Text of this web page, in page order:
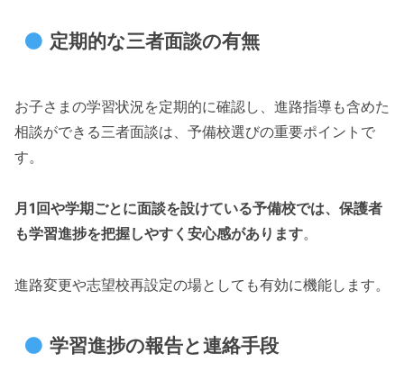
定期的な三者面談の有無
お子さまの学習状況を定期的に確認し、進路指導も含めた
相談ができる三者面談は、予備校選びの重要ポイントで
す。
月1回や学期ごとに面談を設けている予備校では、保護者
も学習進捗を把握しやすく安心感があります。
進路変更や志望校再設定の場としても有効に機能します。
学習進捗の報告と連絡手段